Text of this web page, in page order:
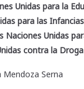
Unidas para la
para las
Naciones Unidas
contra la
Mendoza Serna